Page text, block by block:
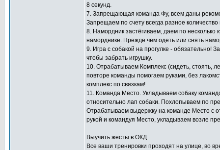
8 секунд.
7. Запрещающая команда Фу, всем даны
Запрещаем по счету всегда разное
8. Намордник застёгиваем, даем по несколько
наморднике. Прежде чем одеть или снять
9. Игра с собакой на прогулке - обязательно!
чтобы забрать игрушку.
10. Отрабатываем Комплекс (сидеть, стоять,
повторе команды помогаем руками, без
комплекс по связкам!
11. Команда Место. Укладываем собаку
относительно лап собаки. Похлопываем по
Отрабатываем выдержку на команде Место с
рукой и командуя Место, укладываем возле
Выучить жесты в ОКД
Все ваши тренировки проходят на улице, во